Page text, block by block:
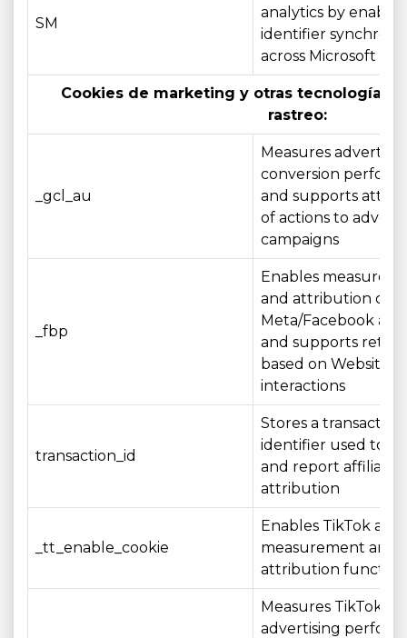
SM
analytics by
identifier
across Microsoft
Cookies de marketing y otras tecnologías
rastreo:
_gcl_au
Measures
conversion
and supports
of actions to
campaigns
_fbp
Enables
and attribution of
Meta/Facebook
and supports
based on Website
interactions
transaction_id
Stores a transaction
identifier used to
and report affiliate
attribution
_tt_enable_cookie
Enables TikTok
measurement and
attribution
Measures TikTok
advertising